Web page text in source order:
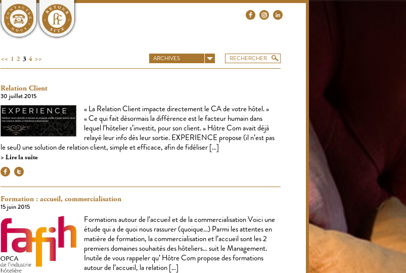
ARCHIVES
<< 1 2 3 4 >>
Relation Client
30 juillet 2015
« La Relation Client impacte directement le CA de votre hôtel. »
« Ce qui fait désormais la différence est le facteur humain dans
lequel l’hôtelier s’investit, pour son client. » Hôtre Com avait déjà
relayé leur info dès leur sortie. EXPERIENCE propose (il n’est pas
le seul) une solution de relation client, simple et efficace, afin de fidéliser […]
Lire la suite
Formation : accueil, commercialisation
15 juin 2015
Formations autour de l’accueil et de la commercialisation Voici une
étude qui a de quoi nous rassurer (quoique…) Parmi les attentes en
matière de formation, la commercialisation et l’accueil sont les 2
premiers domaines souhaités des hôteliers… suit le Management.
Inutile de vous rappeler qu’ Hôtre Com propose des formations
autour de l’accueil, la relation […]